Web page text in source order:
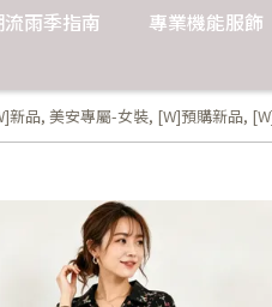
流雨季指南 專業機能服飾
新品, 美安專屬-女裝, [W]預購新品,